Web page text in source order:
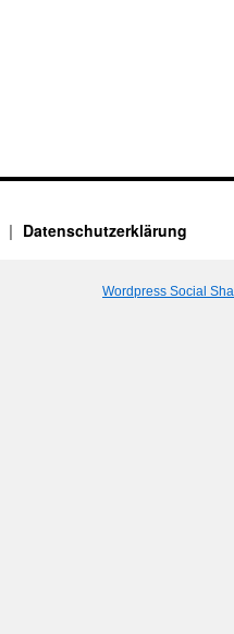
Datenschutzerklärung
Wordpress Social